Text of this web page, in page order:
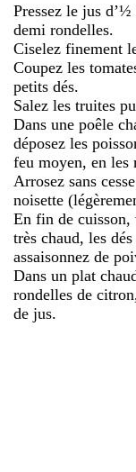
Pressez le jus
demi rondelles.
Ciselez finement
Coupez les
petits dés.
Salez les truites
Dans une poêle
déposez les
feu moyen, en les
Arrosez sans
noisette
En fin de cuisson,
très chaud, les
assaisonnez de
Dans un plat
rondelles de
de jus.